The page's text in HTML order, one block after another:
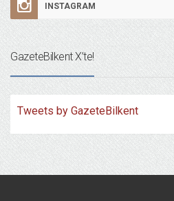
INSTAGRAM
GazeteBilkent X’te!
Tweets by GazeteBilkent